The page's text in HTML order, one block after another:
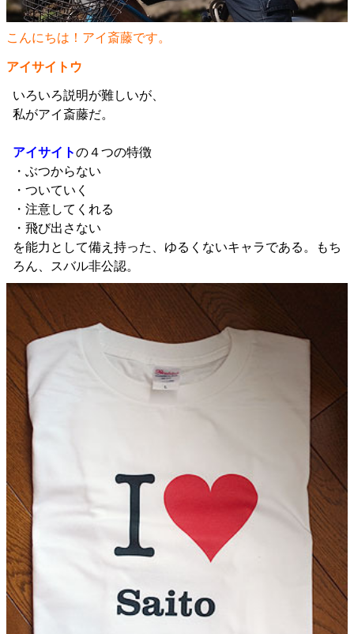
こんにちは！アイ斎藤です。
アイサイトウ
いろいろ説明が難しいが、
私がアイ斎藤だ。
アイサイトの４つの特徴
・ぶつからない
・ついていく
・注意してくれる
・飛び出さない
を能力として備え持った、ゆるくないキャラである。もち
ろん、スバル非公認。